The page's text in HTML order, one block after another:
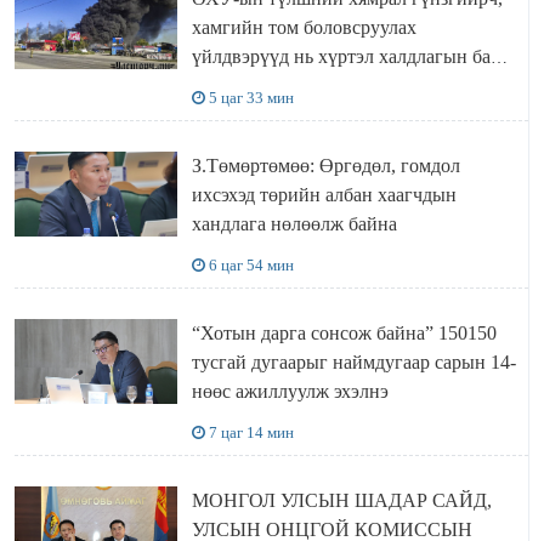
хамгийн том боловсруулах
үйлдвэрүүд нь хүртэл халдлагын бай
5 цаг 33 мин
З.Төмөртөмөө: Өргөдөл, гомдол
ихсэхэд төрийн албан хаагчдын
хандлага нөлөөлж байна
6 цаг 54 мин
“Хотын дарга сонсож байна” 150150
тусгай дугаарыг наймдугаар сарын 14-
нөөс ажиллуулж эхэлнэ
7 цаг 14 мин
МОНГОЛ УЛСЫН ШАДАР САЙД,
УЛСЫН ОНЦГОЙ КОМИССЫН